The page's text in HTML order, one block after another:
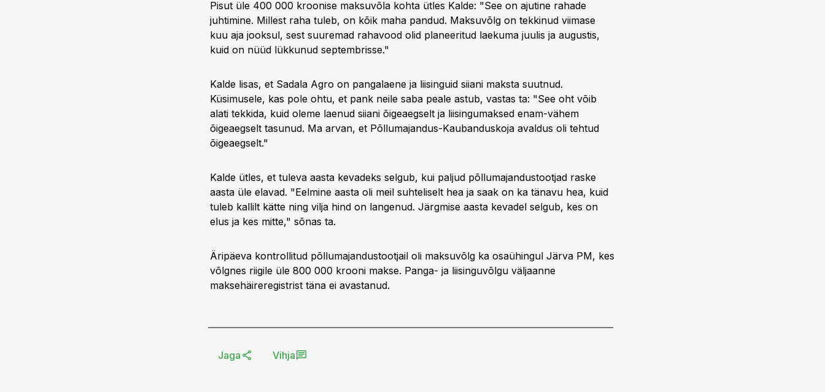
Pisut üle 400 000 kroonise maksuvõla kohta ütles Kalde: "See on ajutine rahade
juhtimine. Millest raha tuleb, on kõik maha pandud. Maksuvõlg on tekkinud viimase
kuu aja jooksul, sest suuremad rahavood olid planeeritud laekuma juulis ja augustis,
kuid on nüüd lükkunud septembrisse."
Kalde lisas, et Sadala Agro on pangalaene ja liisinguid siiani maksta suutnud.
Küsimusele, kas pole ohtu, et pank neile saba peale astub, vastas ta: "See oht võib
alati tekkida, kuid oleme laenud siiani õigeaegselt ja liisingumaksed enam-vähem
õigeaegselt tasunud. Ma arvan, et Põllumajandus-Kaubanduskoja avaldus oli tehtud
õigeaegselt."
Kalde ütles, et tuleva aasta kevadeks selgub, kui paljud põllumajandustootjad raske
aasta üle elavad. "Eelmine aasta oli meil suhteliselt hea ja saak on ka tänavu hea, kuid
tuleb kallilt kätte ning vilja hind on langenud. Järgmise aasta kevadel selgub, kes on
elus ja kes mitte," sõnas ta.
Äripäeva kontrollitud põllumajandustootjail oli maksuvõlg ka osaühingul Järva PM, kes
võlgnes riigile üle 800 000 krooni makse. Panga- ja liisinguvõlgu väljaanne
maksehäireregistrist täna ei avastanud.
Jaga Vihja